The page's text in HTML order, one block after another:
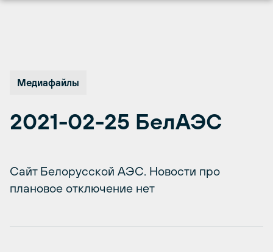
Медиафайлы
2021-02-25 БелАЭС
Сайт Белорусской АЭС. Новости про
плановое отключение нет